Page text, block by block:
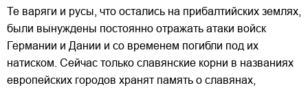
Те варяги и русы, что остались на прибалтийских землях,
были вынуждены постоянно отражать атаки войск
Германии и Дании и со временем погибли под их
натиском. Сейчас только славянские корни в названиях
европейских городов хранят память о славянах,